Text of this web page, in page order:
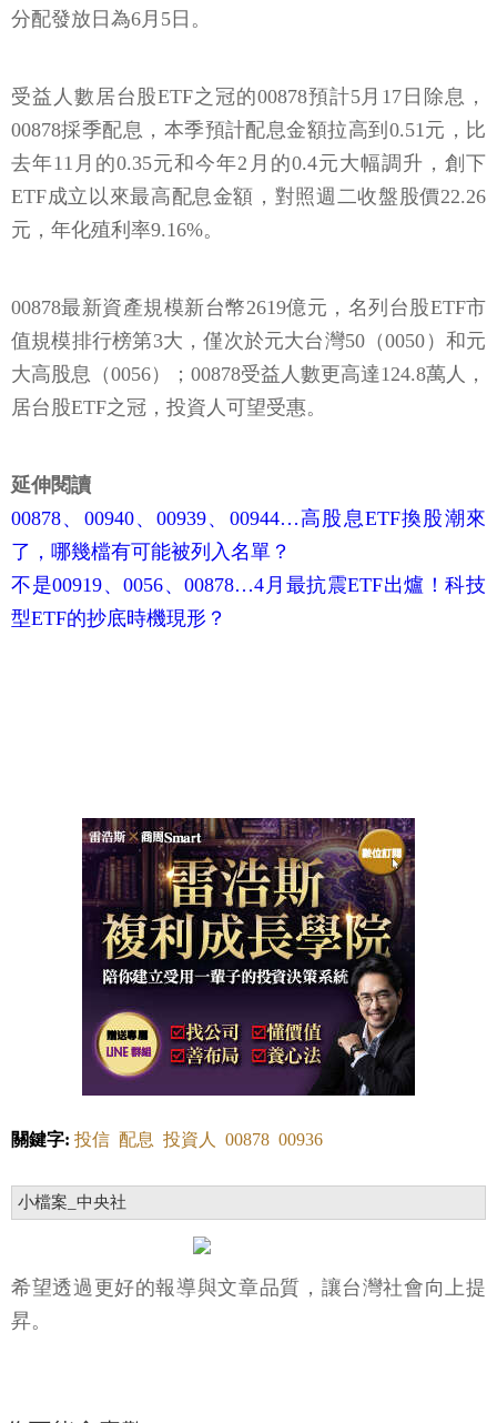
分配發放日為6月5日。
受益人數居台股ETF之冠的00878預計5月17日除息，
00878採季配息，本季預計配息金額拉高到0.51元，比
去年11月的0.35元和今年2月的0.4元大幅調升，創下
ETF成立以來最高配息金額，對照週二收盤股價22.26
元，年化殖利率9.16%。
00878最新資產規模新台幣2619億元，名列台股ETF市
值規模排行榜第3大，僅次於元大台灣50（0050）和元
大高股息（0056）；00878受益人數更高達124.8萬人，
居台股ETF之冠，投資人可望受惠。
延伸閱讀
00878、00940、00939、00944…高股息ETF換股潮來
了，哪幾檔有可能被列入名單？
不是00919、0056、00878…4月最抗震ETF出爐！科技
型ETF的抄底時機現形？
關鍵字: 投信 配息 投資人 00878 00936
小檔案_中央社
希望透過更好的報導與文章品質，讓台灣社會向上提
昇。